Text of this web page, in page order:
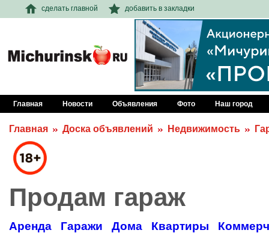
сделать главной добавить в закладки
Главная Новости Объявления Фото Наш город
Главная Доска объявлений Недвижимость
Продам гараж
Аренда Гаражи Дома Квартиры